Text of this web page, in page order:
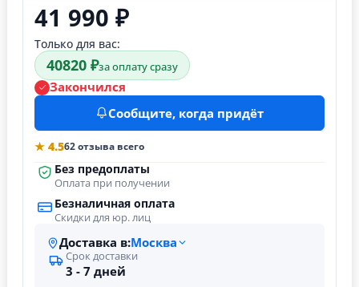
41 990 ₽
Только для вас:
40820 ₽за оплату сразу
Закончился
Сообщите, когда придёт
★ 4.562 отзыва всего
Без предоплаты
Оплата при получении
Безналичная оплата
Скидки для юр. лиц
Доставка в:Москва
Срок доставки
3 - 7 дней